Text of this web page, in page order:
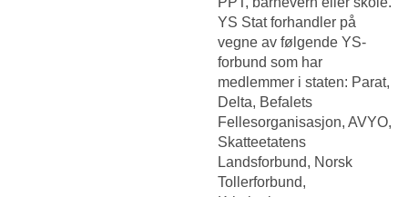
YS Stat forhandler på
vegne av følgende YS-
forbund som har
medlemmer i staten: Parat,
Delta, Befalets
Fellesorganisasjon, AVYO,
Skatteetatens
Landsforbund, Norsk
Tollerforbund,